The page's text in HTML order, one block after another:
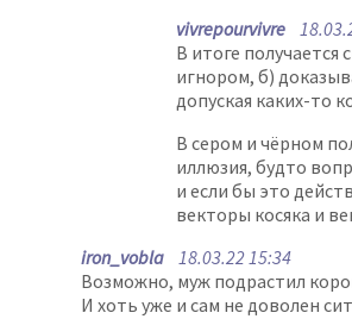
vivrepourvivre
В итоге
игнором, б)
допуская каких-то
В сером и чёрном
иллюзия, будто
и если бы это
векторы косяка и
iron_vobla 18.03.22 15:34
Возможно, муж подрастил
И хоть уже и сам не доволен